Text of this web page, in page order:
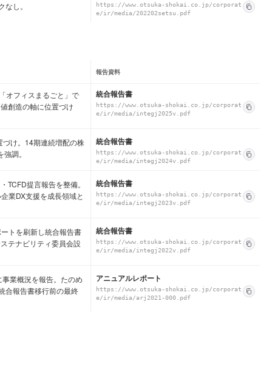
し。
https://www.otsuka-shokai.co.jp/corporat
e/ir/media/202202setsu.pdf
報告資料
オフィスまるごと」で
創造の軸に位置づけ
統合報告書
https://www.otsuka-shokai.co.jp/corporat
e/ir/media/integj2025v.pdf
け。14期連続増配の株
調。
統合報告書
https://www.otsuka-shokai.co.jp/corporat
e/ir/media/integj2024v.pdf
提言報告を整備。
業DX支援を成長領域と
統合報告書
https://www.otsuka-shokai.co.jp/corporat
e/ir/media/integj2023v.pdf
トを刷新し統合報告書
テナビリティ委員会設
統合報告書
https://www.otsuka-shokai.co.jp/corporat
e/ir/media/integj2022v.pdf
業概況を報告。たのめ
合報告書移行前の最終
アニュアルレポート
https://www.otsuka-shokai.co.jp/corporat
e/ir/media/arj2021-000.pdf